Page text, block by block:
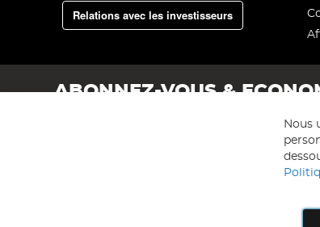
Relations avec les investisseurs
ABONNEZ-VOUS &
Nous